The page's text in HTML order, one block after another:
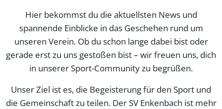
Hier bekommst du die aktuellsten News und
spannende Einblicke in das Geschehen rund um
unseren Verein. Ob du schon lange dabei bist oder
gerade erst zu uns gestoßen bist – wir freuen uns, dich
in unserer Sport-Community zu begrüßen.
Unser Ziel ist es, die Begeisterung für den Sport und
die Gemeinschaft zu teilen. Der SV Enkenbach ist mehr